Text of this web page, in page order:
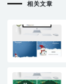
相关文章